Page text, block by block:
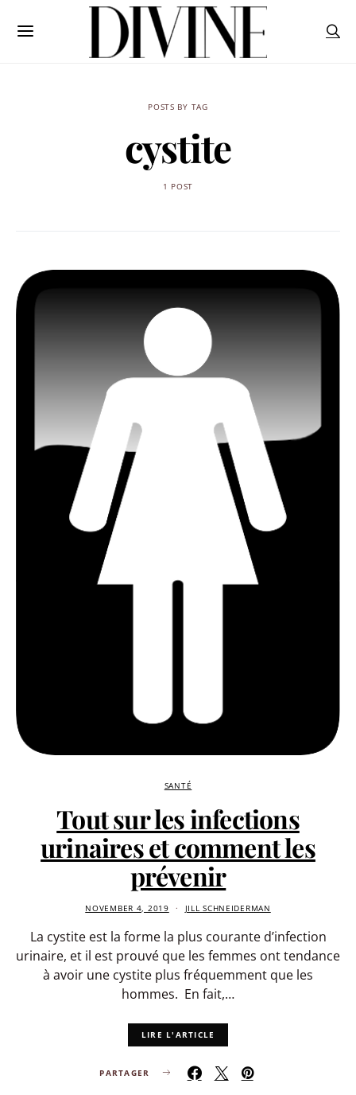
POSTS BY TAG
cystite
1 POST
SANTÉ
Tout sur les infections
urinaires et comment les
prévenir
NOVEMBER 4, 2019 JILL SCHNEIDERMAN
La cystite est la forme la plus courante d’infection
urinaire, et il est prouvé que les femmes ont tendance
à avoir une cystite plus fréquemment que les
hommes. En fait,…
LIRE L'ARTICLE
PARTAGER